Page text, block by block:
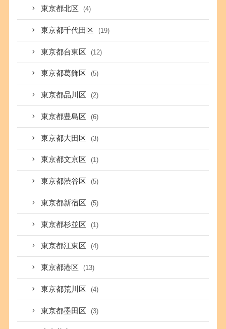
東京都北区 (4)
東京都千代田区 (19)
東京都台東区 (12)
東京都葛飾区 (5)
東京都品川区 (2)
東京都豊島区 (6)
東京都大田区 (3)
東京都文京区 (1)
東京都渋谷区 (5)
東京都新宿区 (5)
東京都杉並区 (1)
東京都江東区 (4)
東京都港区 (13)
東京都荒川区 (4)
東京都墨田区 (3)